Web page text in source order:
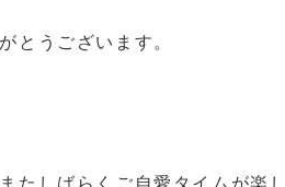
とうございます。